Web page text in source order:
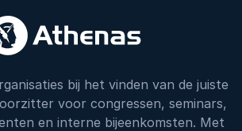
bij het vinden van de juiste
voor congressen, seminars,
en interne bijeenkomsten. Met